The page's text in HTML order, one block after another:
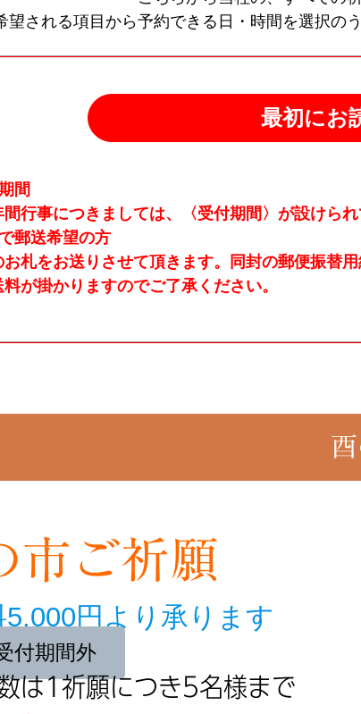
望される項目から予約できる日・時間を選択の
最初にお
間
行事につきましては、〈受付期間〉が設けら
郵送希望の方
札をお送りさせて頂きます。同封の郵便振替
が掛かりますのでご了承ください。
市ご祈願
5,000円より承ります
付期間外
は1祈願につき5名様まで